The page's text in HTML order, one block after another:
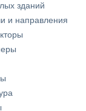
зданий
и направления